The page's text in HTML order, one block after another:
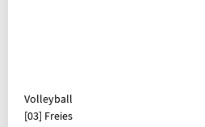
Volleyball
[03] Freies